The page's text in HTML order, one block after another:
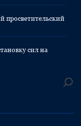
просветительский
сил на